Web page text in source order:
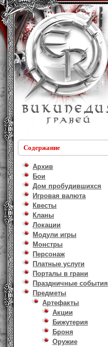
Содержание
Архив
Бои
Дом пробудившихся
Игровая валюта
Квесты
Кланы
Локации
Модули игры
Монстры
Персонаж
Платные услуги
Порталы в грани
Праздничные события
Предметы
Артефакты
Акции
Бижутерия
Броня
Оружие